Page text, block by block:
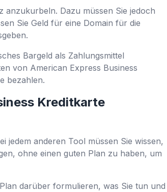
anzukurbeln. Dazu müssen Sie jedoch
Sie Geld für eine Domain für die
Bargeld als Zahlungsmittel
von American Express Business
bezahlen.
Kreditkarte
jedem anderen Tool müssen Sie wissen,
ohne einen guten Plan zu haben, um
darüber formulieren, was Sie tun und